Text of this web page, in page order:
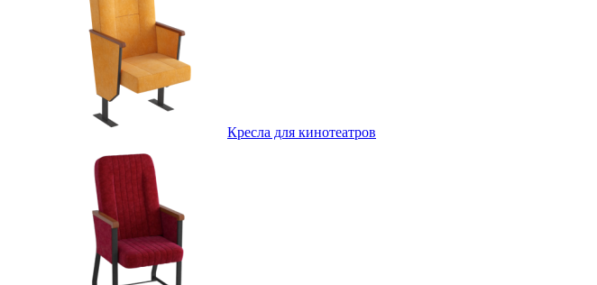
Кресла для кинотеатров